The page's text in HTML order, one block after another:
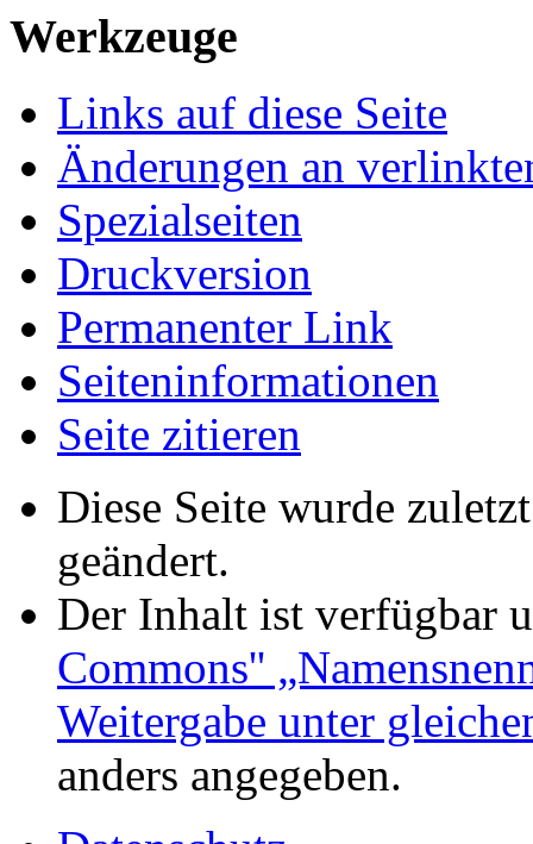
Werkzeuge
Links auf diese Seite
Änderungen an
Spezialseiten
Druckversion
Permanenter Link
Seiten­informationen
Seite zitieren
Diese Seite wurde
geändert.
Der Inhalt ist verfügbar
Commons''
Weitergabe unter
anders angegeben.